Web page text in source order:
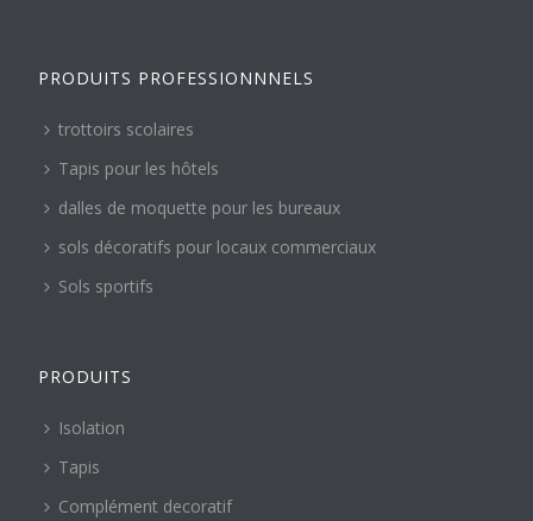
PRODUITS PROFESSIONNNELS
trottoirs scolaires
Tapis pour les hôtels
dalles de moquette pour les bureaux
sols décoratifs pour locaux commerciaux
Sols sportifs
PRODUITS
Isolation
Tapis
Complément decoratif